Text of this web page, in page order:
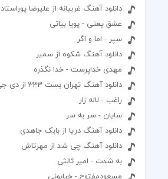
دانلود آهنگ غریبانه از علیرضا پوراستاد
عشق یعنی - پویا بیاتی
سپر - اما و اگر
دانلود آهنگ شکوه از سمیر
مهدی خداپرست - خدا نگذره
دانلود آهنگ تهران بست 333 از دی جی داریوش مالمیر
راغب - لاله زار
سایان - سر به سر
دانلود آهنگ دریا از بابک جاهدی
دانلود آهنگ چی شد از مهرتاش
به شدت - امیر ثالثی
مسعودمفتوح - خیابونی